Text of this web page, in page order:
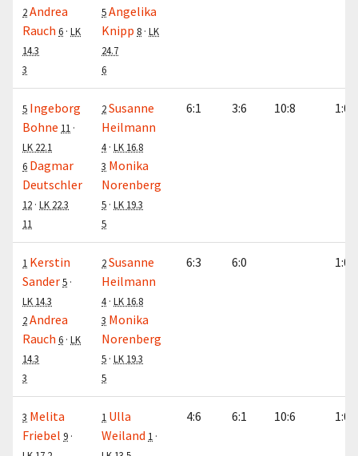
2Andrea
Rauch 6 · LK
14.3
3
5Angelika
Knipp 8 · LK
24.7
6
5 Ingeborg
Bohne 11 ·
LK 22.1
6 Dagmar
Deutschler
12 · LK 22.3
11
2Susanne
Heilmann
4 · LK 16.8
3 Monika
Norenberg
5 · LK 19.3
5
6:1 3:6 10:8 1:0
1 Kerstin
Sander5 ·
LK 14.3
2Andrea
Rauch 6 · LK
14.3
3
2Susanne
Heilmann
4 · LK 16.8
3 Monika
Norenberg
5 · LK 19.3
5
6:3 6:0 1:0
3 Melita
Friebel 9 ·
1 Ulla
Weiland 1 ·
4:6 6:1 10:6 1:0